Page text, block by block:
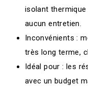
isolant
aucun entretien.
Inconvénients :
très long terme,
Idéal pour : les
avec un budget